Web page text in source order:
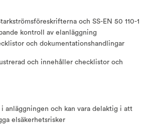
och SS-EN 50 110-1
kontroll av elanläggning
och dokumentationshandlingar
och innehåller checklistor och
i anläggningen och kan vara delaktig i att
elsäkerhetsrisker